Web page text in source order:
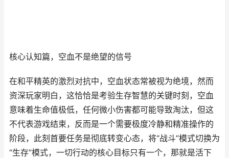
核心认知篇，空血不是绝望的信号
在和平精英的激烈对抗中，空血状态常被视为绝境，然而
资深玩家明白，这恰恰是考验生存智慧的关键时刻，空血
意味着生命值极低，任何微小伤害都可能导致淘汰，但这
不代表游戏结束，反而是一个需要极度冷静和精准操作的
阶段，此刻首要任务是彻底转变心态，将“战斗”模式切换为
“生存”模式，一切行动的核心目标只有一个，那就是活下